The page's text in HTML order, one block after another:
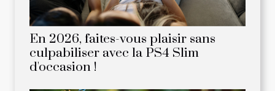
En 2026, faites-vous plaisir sans
culpabiliser avec la PS4 Slim
d'occasion !